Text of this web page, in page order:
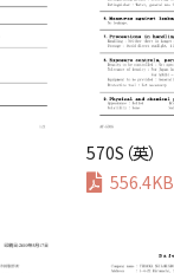
570S（英）
556.4KB